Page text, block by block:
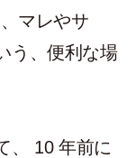
マレやサ
う、便利な場
、 10 年前に